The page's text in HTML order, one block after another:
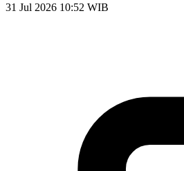
31 Jul 2026 10:52 WIB